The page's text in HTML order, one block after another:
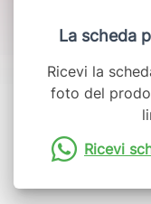
La scheda
Ricevi la
foto del
Ricevi